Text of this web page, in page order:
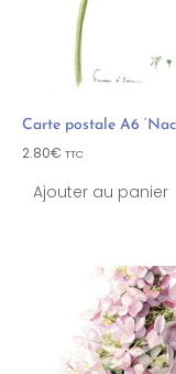
Carte postale A6
2.80€ TTC
Ajouter au panier